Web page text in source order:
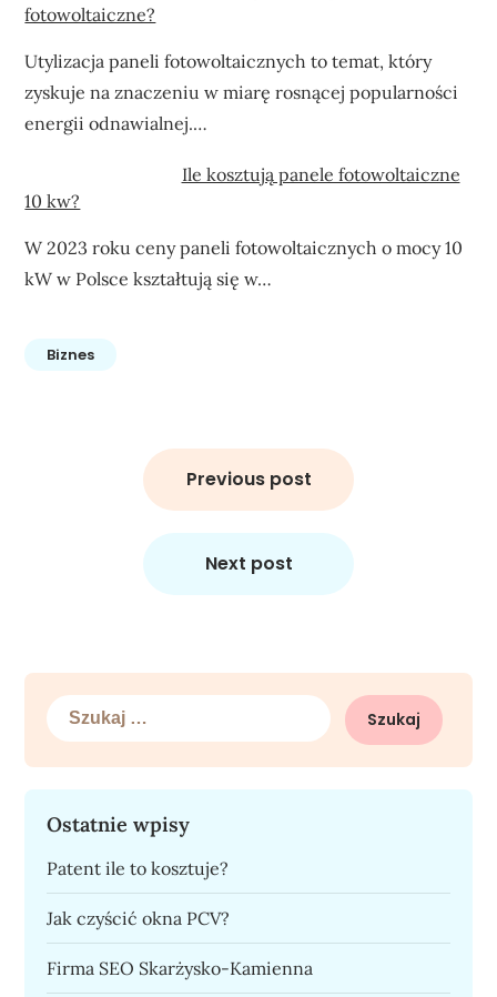
fotowoltaiczne?
Utylizacja paneli fotowoltaicznych to temat, który
zyskuje na znaczeniu w miarę rosnącej popularności
energii odnawialnej.…
Ile kosztują panele fotowoltaiczne
10 kw?
W 2023 roku ceny paneli fotowoltaicznych o mocy 10
kW w Polsce kształtują się w…
Biznes
Previous post
Next post
Szukaj:
Ostatnie wpisy
Patent ile to kosztuje?
Jak czyścić okna PCV?
Firma SEO Skarżysko-Kamienna